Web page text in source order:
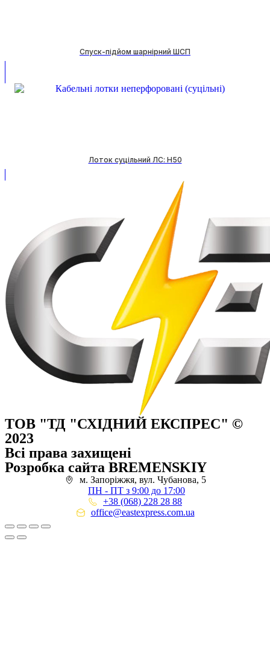
Спуск-підйом шарнірний ШСП
Лоток суцільний ЛС: H50
ТОВ "ТД "СХІДНИЙ ЕКСПРЕС" ©
2023
Всі права захищені
Розробка сайта BREMENSKIY
м. Запоріжжя, вул. Чубанова, 5
ПН - ПТ з 9:00 до 17:00
+38 (068) 228 28 88
office@eastexpress.com.ua